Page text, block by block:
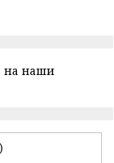
на наши